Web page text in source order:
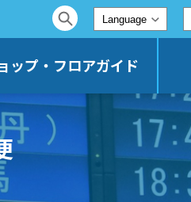
ップ・フロアガイド